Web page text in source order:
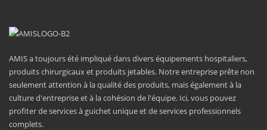
AMIS a toujours été impliqué dans divers équipements hospitaliers,
produits chirurgicaux et produits jetables. Notre entreprise prête non
seulement attention à la qualité des produits, mais également à la
culture d'entreprise et à la cohésion de l'équipe. Ici, vous pouvez
profiter de services à guichet unique et de services professionnels
complets.